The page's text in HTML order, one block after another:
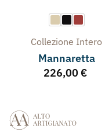
Collezione Intero
Mannaretta
226,00 €